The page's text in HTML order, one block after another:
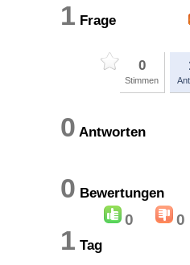
1 Frage
0
Stimmen
0
0
0 0
1 Tag